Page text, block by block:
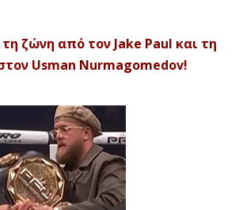
ζώνη από τον Jake Paul και τη
Usman Nurmagomedov!